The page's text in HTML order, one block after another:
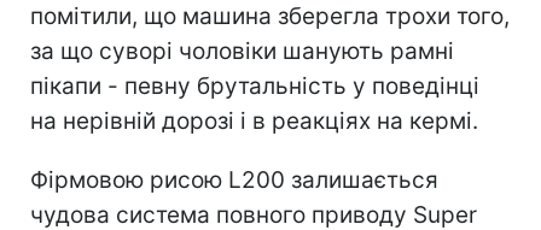
помітили, що машина зберегла трохи того,
за що суворі чоловіки шанують рамні
пікапи - певну брутальність у поведінці
на нерівній дорозі і в реакціях на кермі.
Фірмовою рисою L200 залишається
чудова система повного приводу Super